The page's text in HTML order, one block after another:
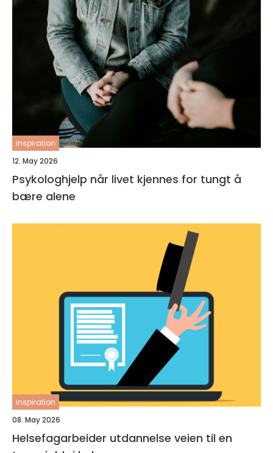
inspiration
12. May 2026
Psykologhjelp når livet kjennes for tungt å
bære alene
inspiration
08. May 2026
Helsefagarbeider utdannelse veien til en